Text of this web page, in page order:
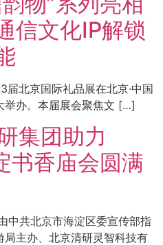
信文化IP解锁
北京国际礼品展在北京·中国
举办。本届展会聚焦文 […]
集团助力
书香庙会圆满
中共北京市海淀区委宣传部指
主办、北京清研灵智科技有